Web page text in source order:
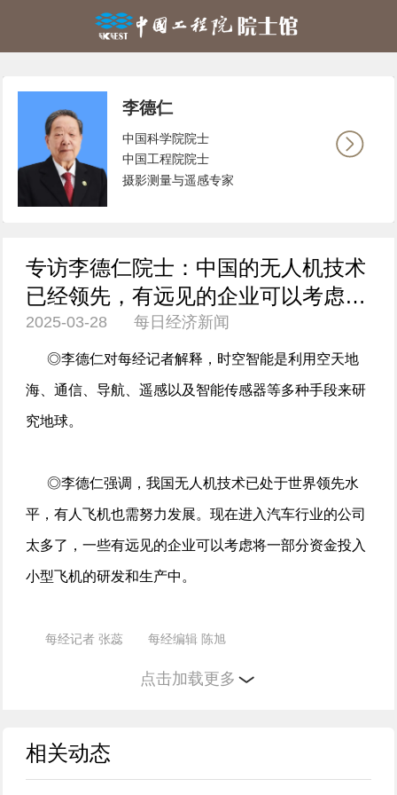
李德仁
中国科学院院士
中国工程院院士
摄影测量与遥感专家
专访李德仁院士：中国的无人机技术
已经领先，有远见的企业可以考虑将
一部分资金投入小型飞机研发和生产
2025-03-28 每日经济新闻
◎李德仁对每经记者解释，时空智能是利用空天地
海、通信、导航、遥感以及智能传感器等多种手段来研
究地球。
◎李德仁强调，我国无人机技术已处于世界领先水
平，有人飞机也需努力发展。现在进入汽车行业的公司
太多了，一些有远见的企业可以考虑将一部分资金投入
小型飞机的研发和生产中。
每经记者 张蕊 每经编辑 陈旭
科技人员、企业负责人、政府官员和国际组织代表等约
点击加载更多
相关动态